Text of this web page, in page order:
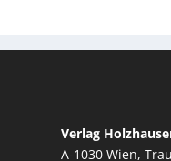
Verlag
A-1030 Wien,